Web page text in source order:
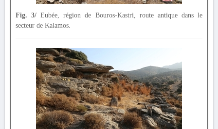
Fig. 3/ Eubée, région de Bouros-Kastri, route antique dans le
secteur de Kalamos.